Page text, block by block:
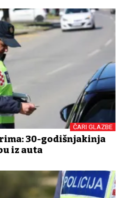
ČARI GLAZBE
30-godišnjakinja
iz auta